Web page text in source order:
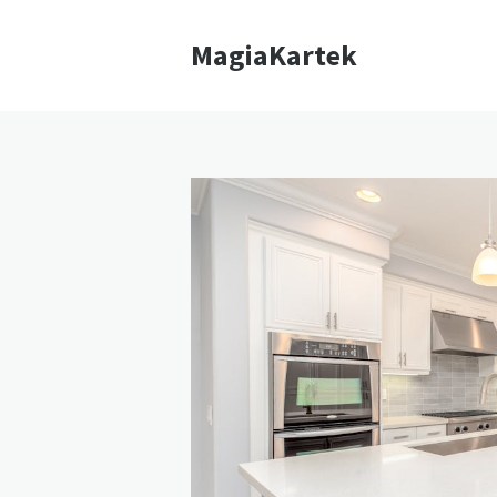
MagiaKartek